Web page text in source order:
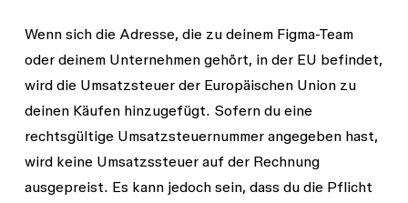
Wenn sich die Adresse, die zu deinem Figma-Team
oder deinem Unternehmen gehört, in der EU befindet,
wird die Umsatzsteuer der Europäischen Union zu
deinen Käufen hinzugefügt. Sofern du eine
rechtsgültige Umsatzsteuernummer angegeben hast,
wird keine Umsatzssteuer auf der Rechnung
ausgepreist. Es kann jedoch sein, dass du die Pflicht